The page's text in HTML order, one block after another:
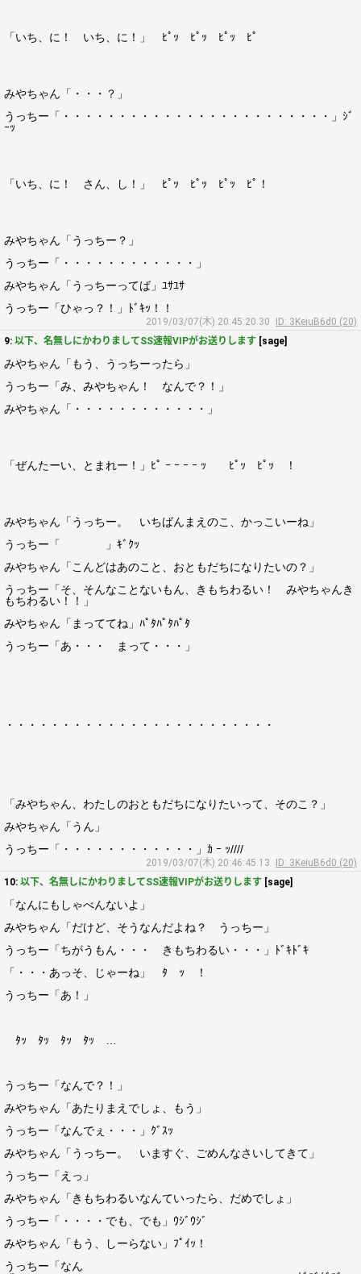
「いち、に！ いち、に！」 ﾋﾟｯ ﾋﾟｯ ﾋﾟｯ ﾋﾟ
みやちゃん「・・・？」
うっちー「・・・・・・・・・・・・・・・・・・・・・・・・」ｼﾞ
ｰｯ
「いち、に！ さん、し！」 ﾋﾟｯ ﾋﾟｯ ﾋﾟｯ ﾋﾟ！
みやちゃん「うっちー？」
うっちー「・・・・・・・・・・・・」
みやちゃん「うっちーってば」ﾕｻﾕｻ
うっちー「ひゃっ？！」ﾄﾞｷｯ！！
2019/03/07(木) 20:45:20.30
ID: 3KeiuB6d0 (20)
9: 以下、名無しにかわりましてSS速報VIPがお送りします [sage]
みやちゃん「もう、うっちーったら」
うっちー「み、みやちゃん！ なんで？！」
みやちゃん「・・・・・・・・・・・・」
「ぜんたーい、とまれー！」ﾋﾟ ｰ ｰ ｰ ｰ ｯ ﾋﾟｯ ﾋﾟｯ ！
みやちゃん「うっちー。 いちばんまえのこ、かっこいーね」
うっちー「 」ｷﾞｸｯ
みやちゃん「こんどはあのこと、おともだちになりたいの？」
うっちー「そ、そんなことないもん、きもちわるい！ みやちゃんき
もちわるい！！」
みやちゃん「まっててね」ﾊﾟﾀﾊﾟﾀﾊﾟﾀ
うっちー「あ・・・ まって・・・」
・・・・・・・・・・・・・・・・・・・・・・・・
「みやちゃん、わたしのおともだちになりたいって、そのこ？」
みやちゃん「うん」
うっちー「・・・・・・・・・・・・」ｶ ｰ ｯ////
2019/03/07(木) 20:46:45.13
ID: 3KeiuB6d0 (20)
10: 以下、名無しにかわりましてSS速報VIPがお送りします [sage]
「なんにもしゃべんないよ」
みやちゃん「だけど、そうなんだよね？ うっちー」
うっちー「ちがうもん・・・ きもちわるい・・・」ﾄﾞｷﾄﾞｷ
「・・・あっそ、じゃーね」 ﾀ ｯ ！
うっちー「あ！」
ﾀｯ ﾀｯ ﾀｯ ﾀｯ …
うっちー「なんで？！」
みやちゃん「あたりまえでしょ、もう」
うっちー「なんでぇ・・・」ｸﾞｽｯ
みやちゃん「うっちー。 いますぐ、ごめんなさいしてきて」
うっちー「えっ」
みやちゃん「きもちわるいなんていったら、だめでしょ」
うっちー「・・・・でも、でも」ｳｼﾞｳｼﾞ
みやちゃん「もう、しーらない」ﾌﾟｲｯ！
うっちー「なん